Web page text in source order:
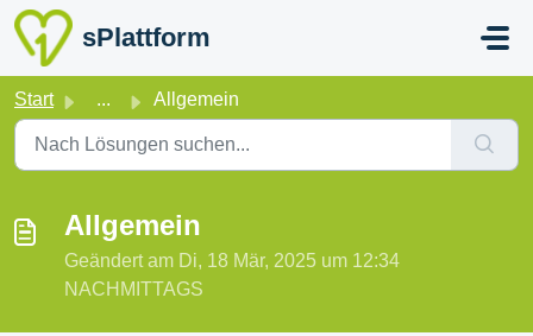
Zum hauptsächlichen Inhalt gehen
sPlattform
Start ... Allgemein
Allgemein
Geändert am Di, 18 Mär, 2025 um 12:34
NACHMITTAGS